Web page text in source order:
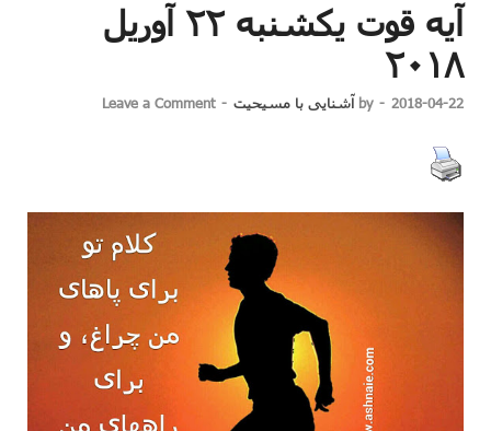
آیه قوت یکشنبه ۲۲ آوریل
۲۰۱۸
2018-04-22
-
by آشنایی با مسیحیت -
Leave a Comment